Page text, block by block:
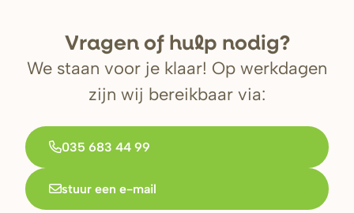
Vragen of hulp nodig?
We staan voor je klaar! Op werkdagen
zijn wij bereikbaar via:
035 683 44 99
stuur een e-mail